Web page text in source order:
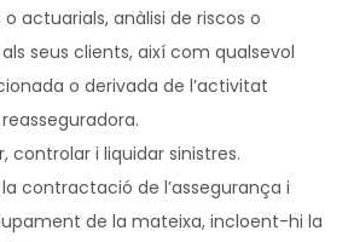
actuarials, anàlisi de riscos o
seus clients, així com qualsevol
o derivada de l’activitat
controlar i liquidar sinistres.
contractació de l’assegurança i
de la mateixa, incloent-hi la